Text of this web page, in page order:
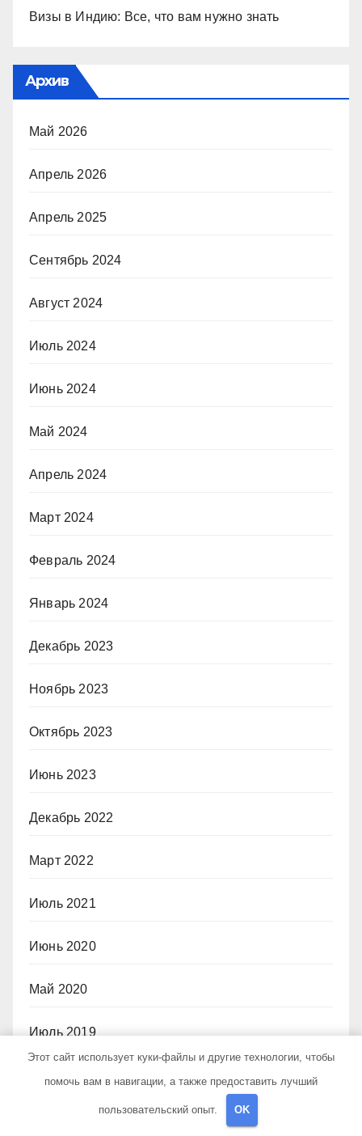
Визы в Индию: Все, что вам нужно знать
Архив
Май 2026
Апрель 2026
Апрель 2025
Сентябрь 2024
Август 2024
Июль 2024
Июнь 2024
Май 2024
Апрель 2024
Март 2024
Февраль 2024
Январь 2024
Декабрь 2023
Ноябрь 2023
Октябрь 2023
Июнь 2023
Декабрь 2022
Март 2022
Июль 2021
Июнь 2020
Май 2020
Июль 2019
Этот сайт использует куки-файлы и другие технологии, чтобы
помочь вам в навигации, а также предоставить лучший
пользовательский опыт. OK